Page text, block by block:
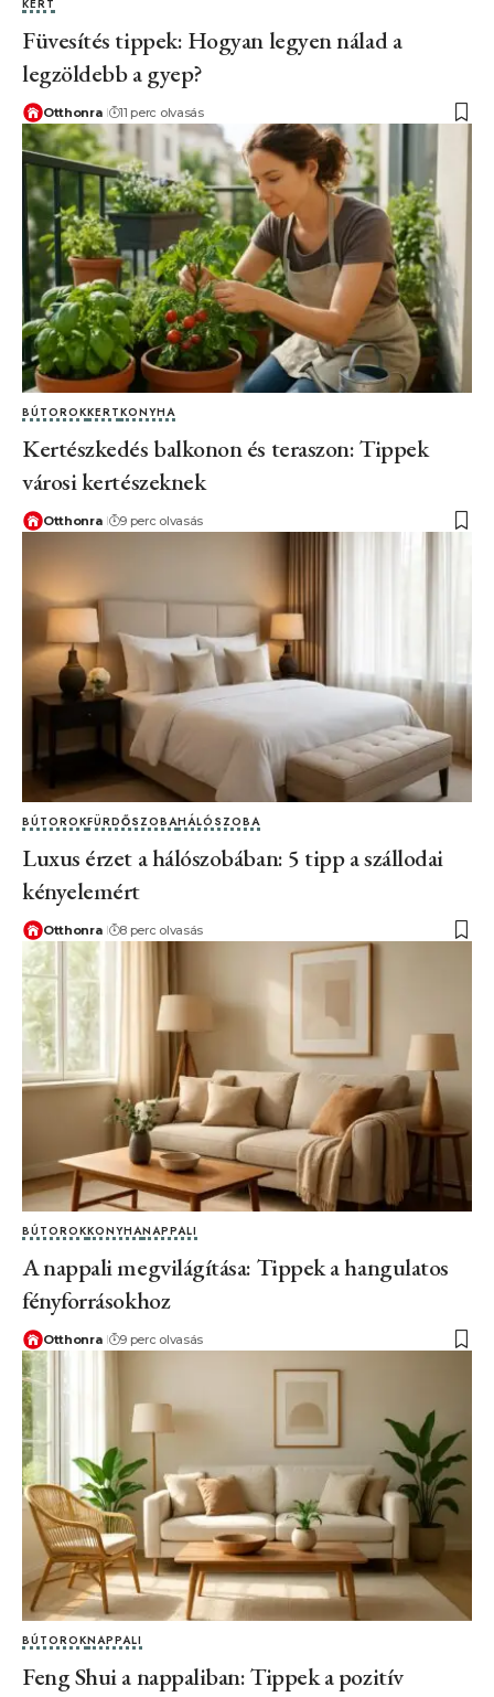
KERT
Füvesítés tippek: Hogyan legyen nálad a
legzöldebb a gyep?
Otthonra 11 perc olvasás
BÚTOROKKERTKONYHA
Kertészkedés balkonon és teraszon: Tippek
városi kertészeknek
Otthonra 9 perc olvasás
BÚTOROKFÜRDŐSZOBAHÁLÓSZOBA
Luxus érzet a hálószobában: 5 tipp a szállodai
kényelemért
Otthonra 8 perc olvasás
BÚTOROKKONYHANAPPALI
A nappali megvilágítása: Tippek a hangulatos
fényforrásokhoz
Otthonra 9 perc olvasás
BÚTOROKNAPPALI
Feng Shui a nappaliban: Tippek a pozitív